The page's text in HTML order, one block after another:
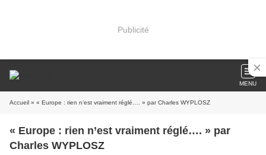
Publicité
MENU
Accueil » « Europe : rien n’est vraiment réglé…. » par Charles WYPLOSZ
« Europe : rien n’est vraiment réglé…. » par
Charles WYPLOSZ